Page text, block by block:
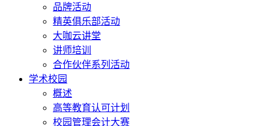
品牌活动
精英俱乐部活动
大咖云讲堂
讲师培训
合作伙伴系列活动
学术校园
概述
高等教育认可计划
校园管理会计大赛